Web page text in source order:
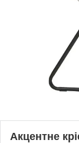
Акцентне